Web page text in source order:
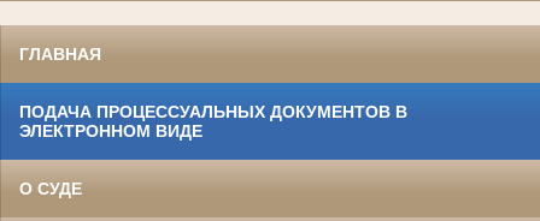
ГЛАВНАЯ
ПОДАЧА ПРОЦЕССУАЛЬНЫХ ДОКУМЕНТОВ В
ЭЛЕКТРОННОМ ВИДЕ
О СУДЕ